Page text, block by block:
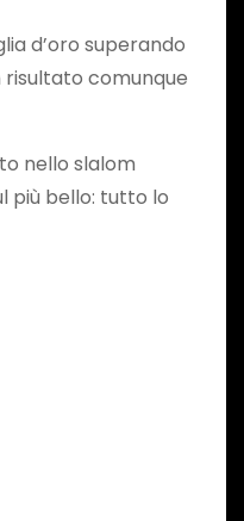
d’oro superando
risultato comunque
nello slalom
più bello: tutto lo